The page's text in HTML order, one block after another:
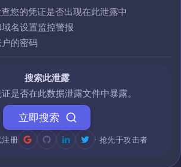
您的凭证是否出现在此泄露中
名设置监控警报
的密码
搜索此泄露
是否在此数据泄露文件中暴露。
立即搜索
注册 · 抢先于攻击者